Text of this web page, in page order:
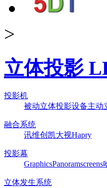
>
立体投影
投影机
被动立体投影设备主动
融合系统
讯维创凯大视Hapry
投影幕
GraphicsPanoramscreens
立体发生系统